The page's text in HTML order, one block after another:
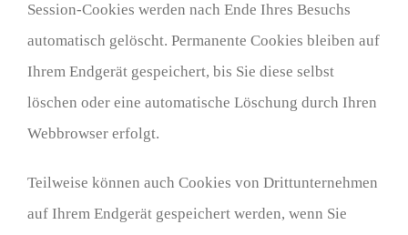
Session-Cookies werden nach Ende Ihres Besuchs
automatisch gelöscht. Permanente Cookies bleiben auf
Ihrem Endgerät gespeichert, bis Sie diese selbst
löschen oder eine automatische Löschung durch Ihren
Webbrowser erfolgt.
Teilweise können auch Cookies von Drittunternehmen
auf Ihrem Endgerät gespeichert werden, wenn Sie